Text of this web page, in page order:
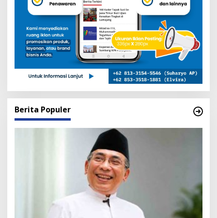
Berita Populer